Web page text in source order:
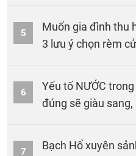
5
Muốn gia đình thu
3 lưu ý chọn rèm
6
Yếu tố NƯỚC
đúng sẽ giàu
7
Bạch Hổ xuyên